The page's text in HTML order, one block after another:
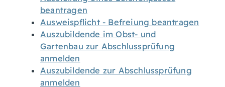
beantragen
Ausweispflicht - Befreiung beantragen
Auszubildende im Obst- und
Gartenbau zur Abschlussprüfung
anmelden
Auszubildende zur Abschlussprüfung
anmelden